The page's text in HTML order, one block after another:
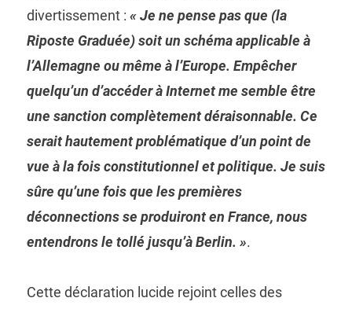
divertissement : « Je ne pense pas que (la
Riposte Graduée) soit un schéma applicable à
l’Allemagne ou même à l’Europe. Empêcher
quelqu’un d’accéder à Internet me semble être
une sanction complètement déraisonnable. Ce
serait hautement problématique d’un point de
vue à la fois constitutionnel et politique. Je suis
sûre qu’une fois que les premières
déconnections se produiront en France, nous
entendrons le tollé jusqu’à Berlin. ».
Cette déclaration lucide rejoint celles des